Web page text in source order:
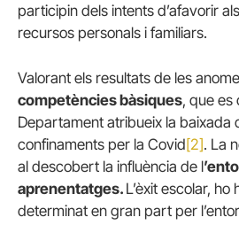
participin dels intents d’afavorir
recursos personals i familiars.
Valorant els resultats de les
competències bàsiques, que es
Departament atribueix la baixada
confinaments per la Covid[2]. La
al descobert la influència de l
aprenentatges. L’èxit escolar,
determinat en gran part per